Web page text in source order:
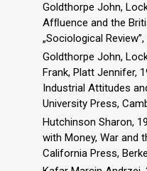
Goldthorpe John,
Afﬂuence and the
„Sociological Review”,
Goldthorpe John,
Frank, Platt Jennifer,
Industrial Attitudes
University Press,
Hutchinson Sharon,
with Money, War and
California Press,